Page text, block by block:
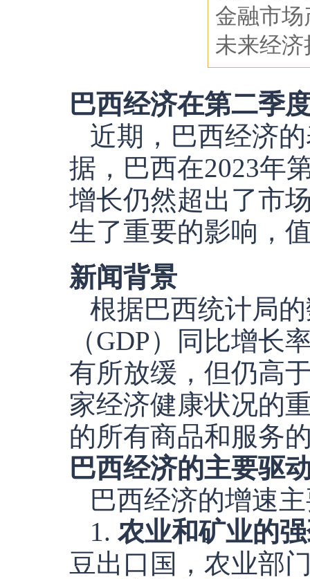
金融市
未来经
巴西经济在第二季
近期，巴西经济
据，巴西在2023年
增长仍然超出了市
生了重要的影响，
新闻背景
根据巴西统计局
（GDP）同比增长
有所放缓，但仍高
家经济健康状况的
的所有商品和服务
巴西经济的主要驱
巴西经济的增速
1. 农业和矿业的
豆出口国，农业部